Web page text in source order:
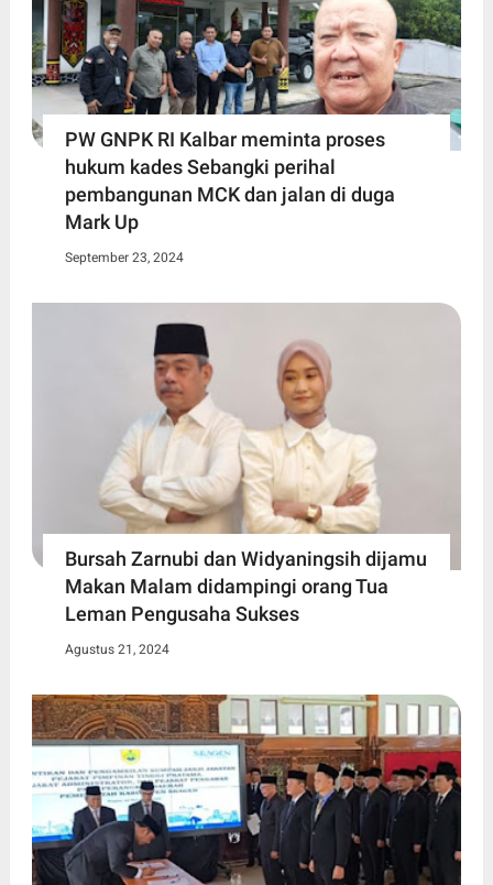
PW GNPK RI Kalbar meminta proses
hukum kades Sebangki perihal
pembangunan MCK dan jalan di duga
Mark Up
September 23, 2024
Bursah Zarnubi dan Widyaningsih dijamu
Makan Malam didampingi orang Tua
Leman Pengusaha Sukses
Agustus 21, 2024